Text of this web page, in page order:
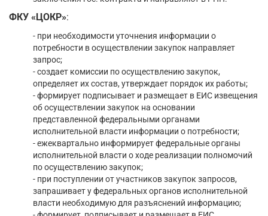
ФКУ «ЦОКР»:
- при необходимости уточнения информации о
потребности в осуществлении закупок направляет
запрос;
- создает комиссии по осуществлению закупок,
определяет их состав, утверждает порядок их работы;
- формирует подписывает и размещает в ЕИС извещения
об осуществлении закупок на основании
представленной федеральными органами
исполнительной власти информации о потребности;
- ежеквартально информирует федеральные органы
исполнительной власти о ходе реализации полномочий
по осуществлению закупок;
- при поступлении от участников закупок запросов,
запрашивает у федеральных органов исполнительной
власти необходимую для разъяснений информацию;